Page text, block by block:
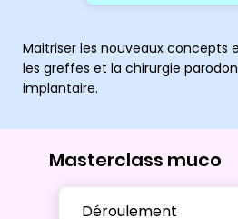
Maitriser les nouveaux concepts
les greffes et la chirurgie
implantaire.
Masterclass muco
Déroulement